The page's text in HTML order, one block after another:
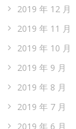
2019 年 12 月
2019 年 11 月
2019 年 10 月
2019 年 9 月
2019 年 8 月
2019 年 7 月
2019 年 6 月